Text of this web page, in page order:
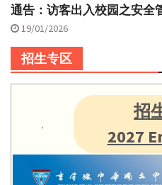
通告：访客出入校园之安全
19/01/2026
招生专区
招
2027